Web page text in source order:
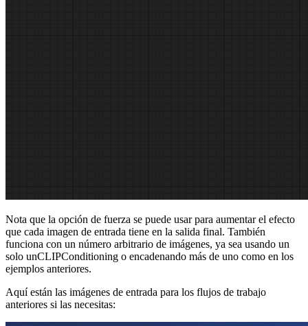
Nota que la opción de fuerza se puede usar para aumentar el efecto
que cada imagen de entrada tiene en la salida final. También
funciona con un número arbitrario de imágenes, ya sea usando un
solo unCLIPConditioning o encadenando más de uno como en los
ejemplos anteriores.
Aquí están las imágenes de entrada para los flujos de trabajo
anteriores si las necesitas: